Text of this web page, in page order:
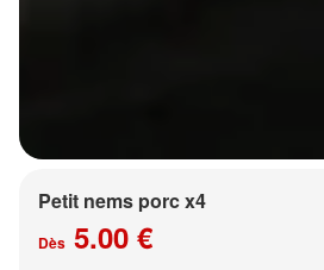
Petit nems porc x4
Dès 5.00 €